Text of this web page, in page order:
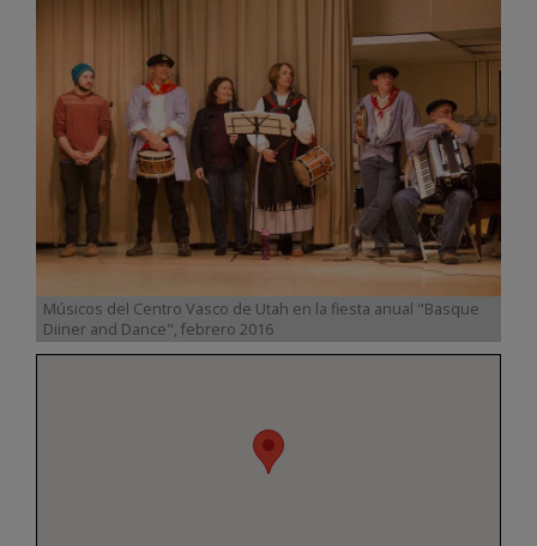
Músicos del Centro Vasco de Utah en la fiesta anual "Basque
Diiner and Dance", febrero 2016